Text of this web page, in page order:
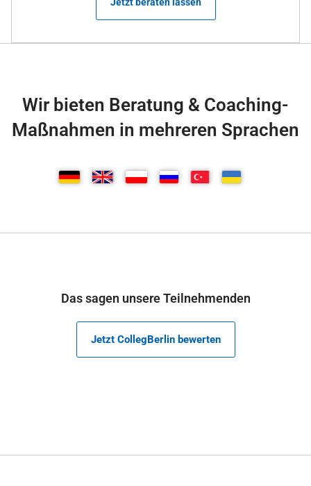
Wir bieten Beratung & Coaching-
Maßnahmen in mehreren Sprachen
Das sagen unsere Teilnehmenden
Jetzt CollegBerlin bewerten